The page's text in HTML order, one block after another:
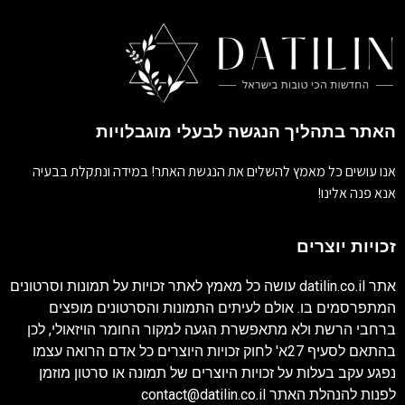
האתר בתהליך הנגשה לבעלי מוגבלויות
אנו עושים כל מאמץ להשלים את הנגשת האתר! במידה ונתקלת בבעיה
אנא פנה אלינו!
זכויות יוצרים
אתר datilin.co.il עושה כל מאמץ לאתר זכויות על תמונות וסרטונים
המתפרסמים בו. אולם לעיתים התמונות והסרטונים מופצים
ברחבי הרשת ולא מתאפשרת הגעה למקור החומר הויזאולי, לכן
בהתאם לסעיף 27א' לחוק זכויות היוצרים כל אדם הרואה עצמו
נפגע עקב בעלות על זכויות היוצרים של תמונה או סרטון מוזמן
לפנות להנהלת האתר contact@datilin.co.il